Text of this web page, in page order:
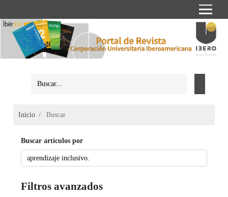
Inicio Buscar
Buscar artículos por
Filtros avanzados